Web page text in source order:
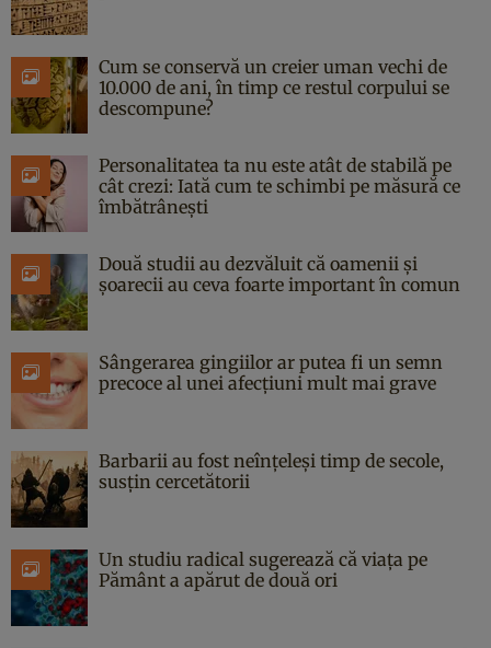
Cum se conservă un creier uman vechi de
10.000 de ani, în timp ce restul corpului se
descompune?
Personalitatea ta nu este atât de stabilă pe
cât crezi: Iată cum te schimbi pe măsură ce
îmbătrânești
Două studii au dezvăluit că oamenii și
șoarecii au ceva foarte important în comun
Sângerarea gingiilor ar putea fi un semn
precoce al unei afecțiuni mult mai grave
Barbarii au fost neînțeleși timp de secole,
susțin cercetătorii
Un studiu radical sugerează că viața pe
Pământ a apărut de două ori